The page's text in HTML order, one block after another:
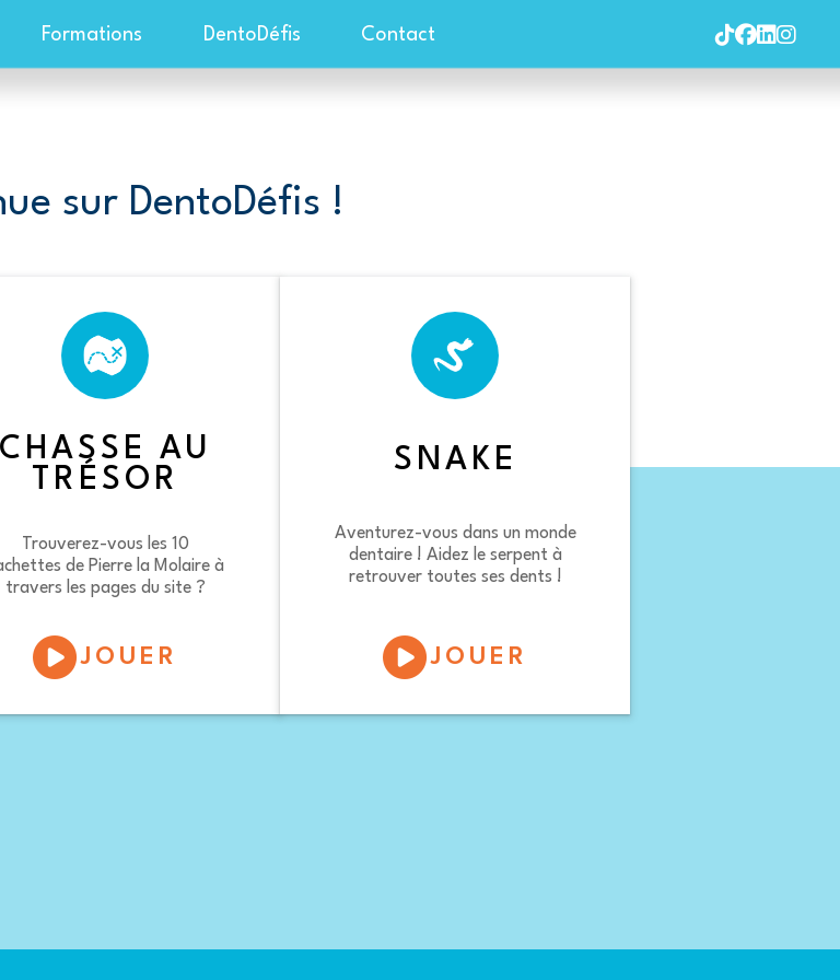
Formations DentoDéfis Contact
sur DentoDéfis !
CHASSE AU
TRÉSOR
Trouverez-vous les 10
de Pierre la Molaire à
travers les pages du site ?
JOUER
SNAKE
Aventurez-vous dans un monde
dentaire ! Aidez le serpent à
retrouver toutes ses dents !
JOUER